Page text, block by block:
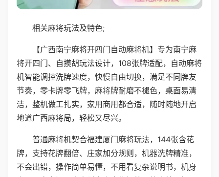
相关麻将玩法及特色;
【广西南宁麻将开四门自动麻将机】专为南宁麻
将开四门、自摸胡玩法设计，108张牌适配，自动麻将
机智能调控洗牌速度，快慢自由切换，满足不同牌友
节奏，零卡牌零飞牌，麻将牌耐磨不褪色，桌面易清
洁，整机做工扎实，家用商用都合适，随时随地开启
地道广西麻将局，轻松又尽兴。
普通麻将机契合福建厦门麻将玩法，144张含花
牌，支持花牌翻倍、庄家加分规则，机器洗牌精准，
不会出错，操作简单易懂，不用看复杂说明书，机身